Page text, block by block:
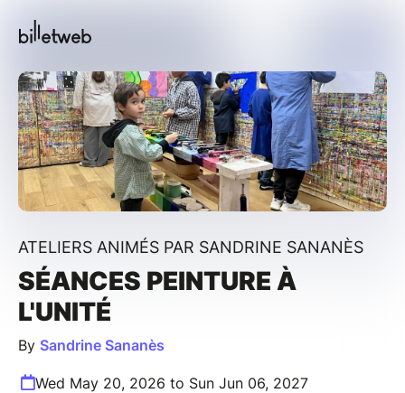
ATELIERS ANIMÉS PAR SANDRINE SANANÈS
SÉANCES PEINTURE À
L'UNITÉ
By Sandrine Sananès
Wed May 20, 2026 to Sun Jun 06, 2027